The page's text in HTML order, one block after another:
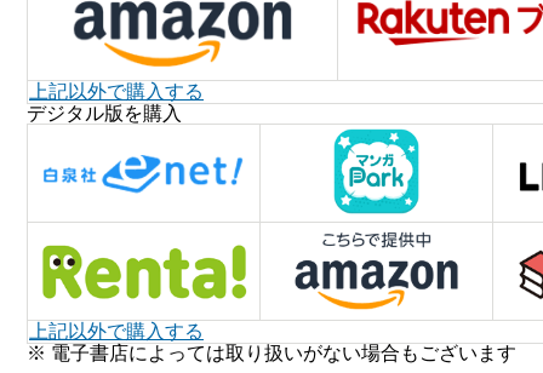
上記以外で購入する
デジタル版を購入
上記以外で購入する
※ 電子書店によっては取り扱いがない場合もございます